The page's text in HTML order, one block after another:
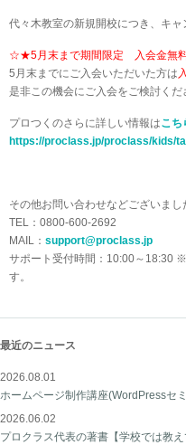
代々木教室の新規開校につき、キャ
☆★5月末まで期間限定 入会金無
5月末までにご入会いただいた方は
是非この機会にご入会をご検討くだ
プロつくのさらに詳しい情報はこち
https://proclass.jp/proclass/kids/
その他お問い合わせなどございまし
TEL：0800-600-2692
MAIL： support@proclass.jp
サポート受付時間：10:00～18:30
す。
最近のニュース
2026.08.01
ホームページ制作講座(WordPressセ
2026.06.02
プロクラス代表の著書【学校では教